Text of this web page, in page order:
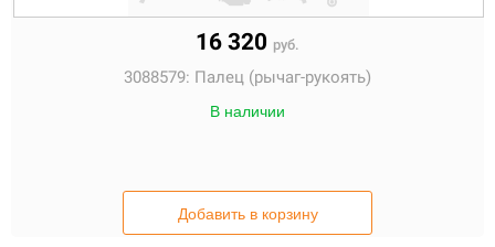
16 320 руб.
3088579: Палец (рычаг-рукоять)
В наличии
Добавить в корзину